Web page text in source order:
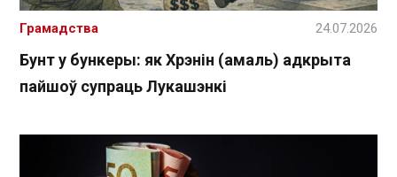
Бунт у бункеры: як Хрэнін (амаль) адкрыта
пайшоў супраць Лукашэнкі
Грамадства 24.07.2026